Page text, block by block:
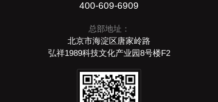
400-609-6909
总部地址：
北京市海淀区唐家岭路
弘祥1989科技文化产业园8号楼F2